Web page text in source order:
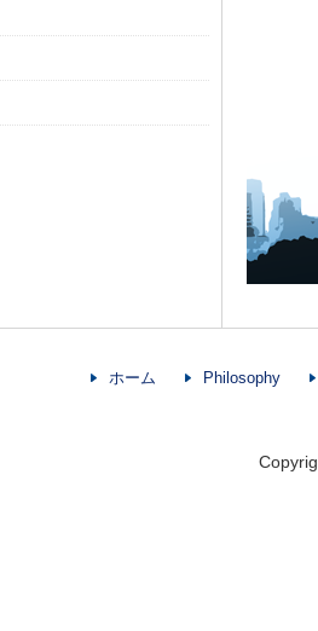
ホーム Philosophy